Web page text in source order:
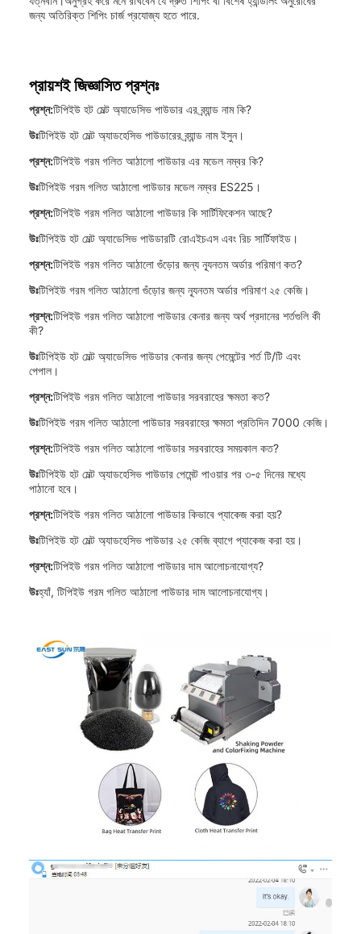
জন্য অতিরিক্ত শিপিং চার্জ প্রযোজ্য হতে পারে.
প্রায়শই জিজ্ঞাসিত প্রশ্নঃ
প্রশ্ন:টিপিইউ হট মেল্ট অ্যাডেসিভ পাউডার এর ব্র্যান্ড নাম কি?
উঃটিপিইউ হট মেল্ট অ্যাডহেসিভ পাউডারের ব্র্যান্ড নাম ইসুন।
প্রশ্ন:টিপিইউ গরম গলিত আঠালো পাউডার এর মডেল নম্বর কি?
উঃটিপিইউ গরম গলিত আঠালো পাউডার মডেল নম্বর ES225।
প্রশ্ন:টিপিইউ গরম গলিত আঠালো পাউডার কি সার্টিফিকেশন আছে?
উঃটিপিইউ হট মেল্ট অ্যাডেসিভ পাউডারটি রোএইচএস এবং রিচ সার্টিফাইড।
প্রশ্ন:টিপিইউ গরম গলিত আঠালো গুঁড়োর জন্য ন্যূনতম অর্ডার পরিমাণ কত?
উঃটিপিইউ গরম গলিত আঠালো গুঁড়োর জন্য ন্যূনতম অর্ডার পরিমাণ ২৫ কেজি।
প্রশ্ন:টিপিইউ গরম গলিত আঠালো পাউডার কেনার জন্য অর্থ প্রদানের শর্তগুলি কী
কী?
উঃটিপিইউ হট মেল্ট অ্যাডেসিভ পাউডার কেনার জন্য পেমেন্টের শর্ত টি/টি এবং
পেপাল।
প্রশ্ন:টিপিইউ গরম গলিত আঠালো পাউডার সরবরাহের ক্ষমতা কত?
উঃটিপিইউ গরম গলিত আঠালো পাউডার সরবরাহের ক্ষমতা প্রতিদিন 7000 কেজি।
প্রশ্ন:টিপিইউ গরম গলিত আঠালো পাউডার সরবরাহের সময়কাল কত?
উঃটিপিইউ হট মেল্ট অ্যাডহেসিভ পাউডার পেমেন্ট পাওয়ার পর ৩-৫ দিনের মধ্যে
পাঠানো হবে।
প্রশ্ন:টিপিইউ গরম গলিত আঠালো পাউডার কিভাবে প্যাকেজ করা হয়?
উঃটিপিইউ হট মেল্ট অ্যাডহেসিভ পাউডার ২৫ কেজি ব্যাগে প্যাকেজ করা হয়।
প্রশ্ন:টিপিইউ গরম গলিত আঠালো পাউডার দাম আলোচনাযোগ্য?
উঃহ্যাঁ, টিপিইউ গরম গলিত আঠালো পাউডার দাম আলোচনাযোগ্য।